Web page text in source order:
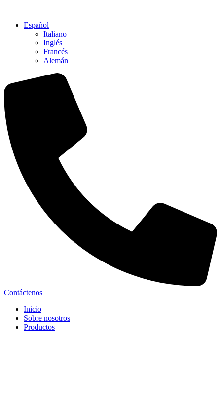
contenidoEspañol
Italiano
Inglés
Francés
Alemán
Contáctenos
Inicio
Sobre nosotros
Productos